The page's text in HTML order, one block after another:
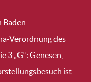
Baden-
Verordnung des
3 „G“: Genesen,
ist